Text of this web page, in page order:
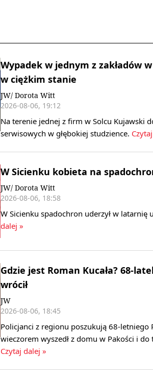
Wypadek w jednym z zakładów
w ciężkim stanie
JW/ Dorota Witt
2026-08-06, 19:12
Na terenie jednej z firm w Solcu Kujawski
serwisowych w głębokiej studzience.
W Sicienku kobieta na
JW/ Dorota Witt
2026-08-06, 18:58
W Sicienku spadochron uderzył w latarnię
dalej »
Gdzie jest Roman Kucała? 68-
wrócił
JW
2026-08-06, 18:45
Policjanci z regionu poszukują 68-letniego
wieczorem wyszedł z domu w Pakości i
Czytaj dalej »